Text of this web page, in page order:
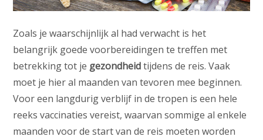
Zoals je waarschijnlijk al had verwacht is het
belangrijk goede voorbereidingen te treffen met
betrekking tot je gezondheidtijdens de reis. Vaak
moet je hier al maanden van tevoren mee beginnen.
Voor een langdurig verblijf in de tropen is een hele
reeks vaccinaties vereist, waarvan sommige al enkele
maanden voor de start van de reis moeten worden